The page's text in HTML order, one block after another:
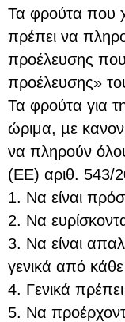
Τα φρούτα που
πρέπει να
προέλευσης
προέλευσης»
Τα φρούτα για
ώριμα, µε
να πληρούν
(ΕΕ) αριθ. 543/
1. Να είναι
2. Να
3. Να είναι
γενικά από
4. Γενικά
5. Να